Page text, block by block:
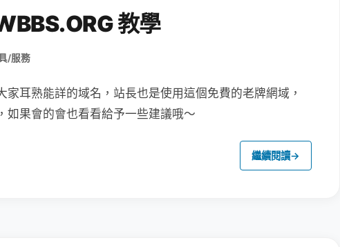
教學
/服務
家耳熟能詳的域名，站長也是使用這個免費的老牌網域，
如果會的會也看看給予一些建議哦～
繼續閱讀→